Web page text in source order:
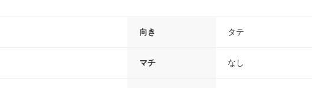
向き タテ
マチ なし